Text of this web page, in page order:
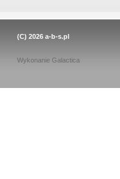
(C) 2026 a-b-s.pl
Wykonanie Galactica